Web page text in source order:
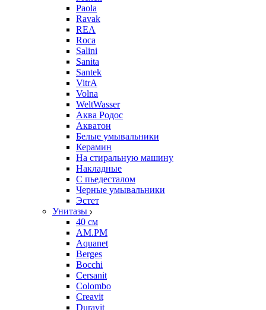
Paola
Ravak
REA
Roca
Salini
Sanita
Santek
VitrA
Volna
WeltWasser
Аква Родос
Акватон
Белые умывальники
Керамин
На стиральную машину
Накладные
С пьедесталом
Черные умывальники
Эстет
Унитазы
40 см
AM.PM
Aquanet
Berges
Bocchi
Cersanit
Colombo
Creavit
Duravit